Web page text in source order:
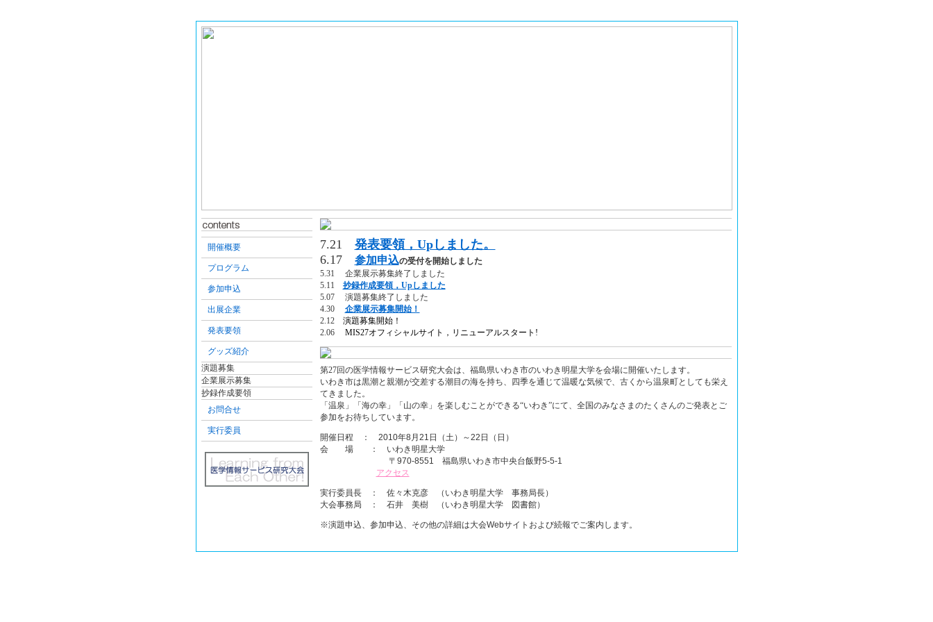
開催概要
プログラム
参加申込
出展企業
発表要領
グッズ紹介
演題募集
企業展示募集
抄録作成要領
お問合せ
実行委員
7.21 発表要領，Upしました。
6.17
参加申込の受付を開始しました
5.31 企業展示募集終了しました
5.11 抄録作成要領，Upしました
5.07 演題募集終了しました
4.30 企業展示募集開始！
2.12
演題募集開始！
2.06 MIS27オフィシャルサイト，リニューアルスタート!
第27回の医学情報サービス研究大会は、福島県いわき市のいわき明星大学を会場に開催いたします。
いわき市は黒潮と親潮が交差する潮目の海を持ち、四季を通じて温暖な気候で、古くから温泉町としても栄え
てきました。
「温泉」「海の幸」「山の幸」を楽しむことができる“いわき”にて、全国のみなさまのたくさんのご発表とご
参加をお待ちしています。
開催日程 ： 2010年8月21日（土）～22日（日）
会 場 ： いわき明星大学
〒970-8551 福島県いわき市中央台飯野5-5-1
アクセス
実行委員長 ： 佐々木克彦 （いわき明星大学 事務局長）
大会事務局 ： 石井 美樹 （いわき明星大学 図書館）
※演題申込、参加申込、その他の詳細は大会Webサイトおよび続報でご案内します。